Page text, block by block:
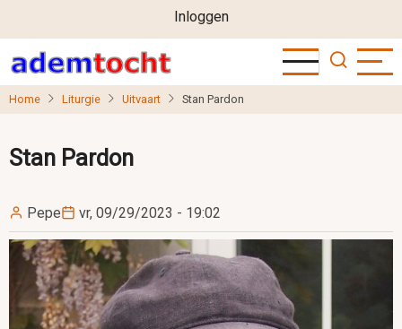
naar
de
inhoud
User
account
menu
Inloggen
Home Liturgie Uitvaart Stan Pardon
Stan Pardon
Pepe vr, 09/29/2023 - 19:02
Image